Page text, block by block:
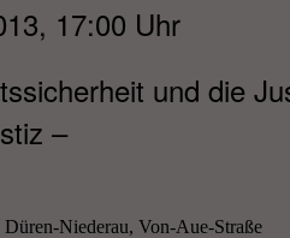
17:00 Uhr
und die
–
Düren-Niederau, Von-Aue-Straße